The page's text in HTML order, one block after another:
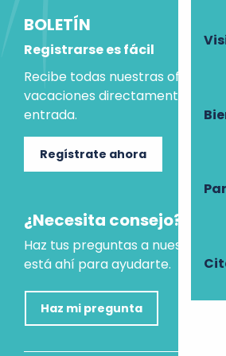
BOLETÍN
Registrarse es fácil
Recibe todas nuestras ofertas e
vacaciones directamente en tu
entrada.
Regístrate ahora
¿Necesita consejo?
Haz tus preguntas a nuestro
está ahí para ayudarte.
Haz mi pregunta